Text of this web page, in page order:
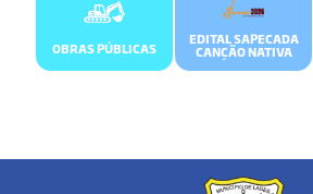
OBRAS PÚBLICAS
EDITAL SAPECADA
CANÇÃO NATIVA